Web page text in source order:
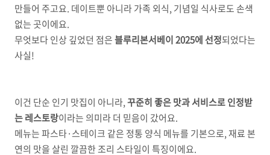
만들어 주고요. 데이트뿐 아니라 가족 외식, 기념일 식사로도 손색
없는 곳이에요.
무엇보다 인상 깊었던 점은블루리본서베이 2025에 선정되었다는
사실!
이건 단순 인기 맛집이 아니라,꾸준히 좋은 맛과 서비스로 인정받
는 레스토랑이라는 의미라 더 믿음이 갔어요.
메뉴는 파스타·스테이크 같은 정통 양식 메뉴를 기본으로, 재료 본
연의 맛을 살린 깔끔한 조리 스타일이 특징이에요.